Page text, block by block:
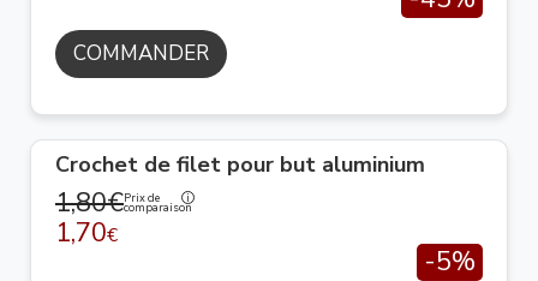
COMMANDER
Crochet de filet pour but aluminium
1,80€Prix de
comparaison
1,70€
-5%